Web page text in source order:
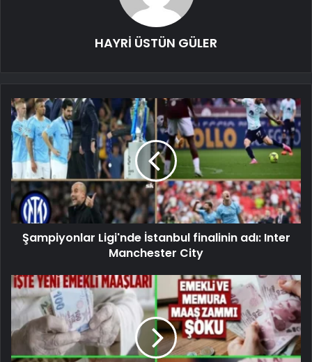
HAYRİ ÜSTÜN GÜLER
Şampiyonlar Ligi'nde İstanbul finalinin adı: Inter
Manchester City